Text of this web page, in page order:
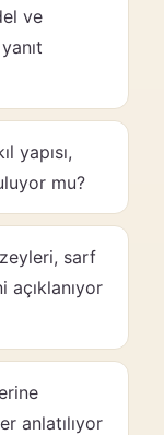
ve
yapısı,
mu?
sarf
anlatılıyor